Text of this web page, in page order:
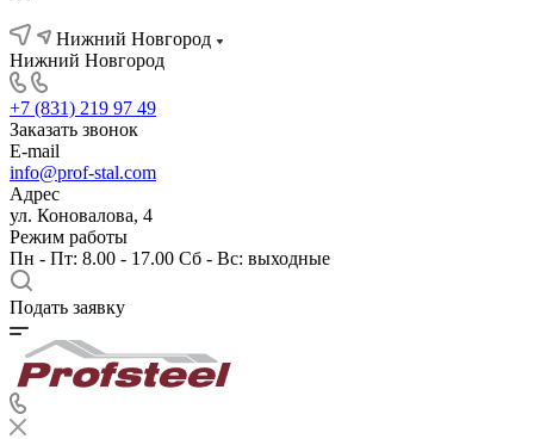
Нижний Новгород
Нижний Новгород
+7 (831) 219 97 49
Заказать звонок
E-mail
info@prof-stal.com
Адрес
ул. Коновалова, 4
Режим работы
Пн - Пт: 8.00 - 17.00 Сб - Вс: выходные
Подать заявку